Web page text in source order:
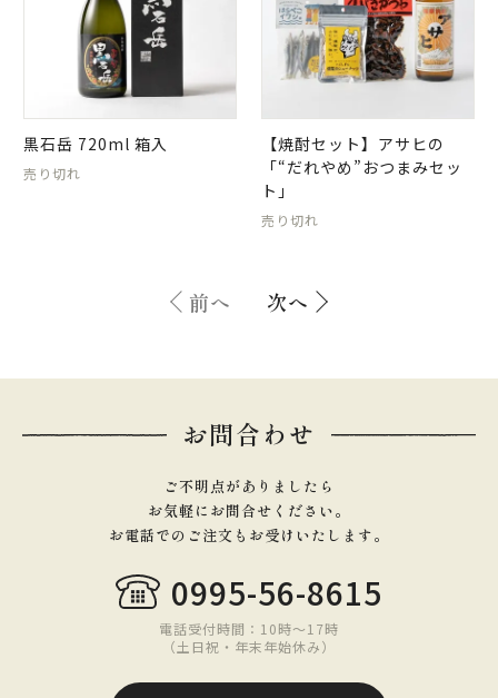
黒石岳 720ml 箱入
売り切れ
【焼酎セット】アサヒの
「“だれやめ”おつまみセッ
ト」
売り切れ
前へ 次へ
お問合わせ
ご不明点がありましたら
お気軽にお問合せください。
お電話でのご注文もお受けいたします。
0995-56-8615
電話受付時間：10時〜17時
（土日祝・年末年始休み）